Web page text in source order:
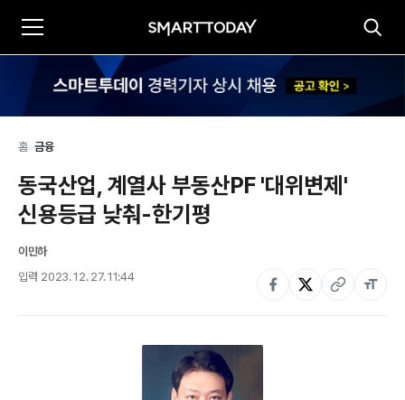
홈>금융
동국산업, 계열사 부동산PF '대위변제'
신용등급 낮춰-한기평
이민하
입력 2023. 12. 27. 11:44